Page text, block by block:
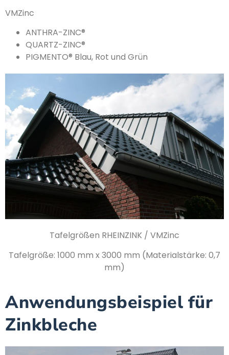
VMZinc
ANTHRA-ZINC®
QUARTZ-ZINC®
PIGMENTO® Blau, Rot und Grün
Tafelgrößen RHEINZINK / VMZinc
Tafelgröße: 1000 mm x 3000 mm (Materialstärke: 0,7
mm)
Anwendungsbeispiel für
Zinkbleche